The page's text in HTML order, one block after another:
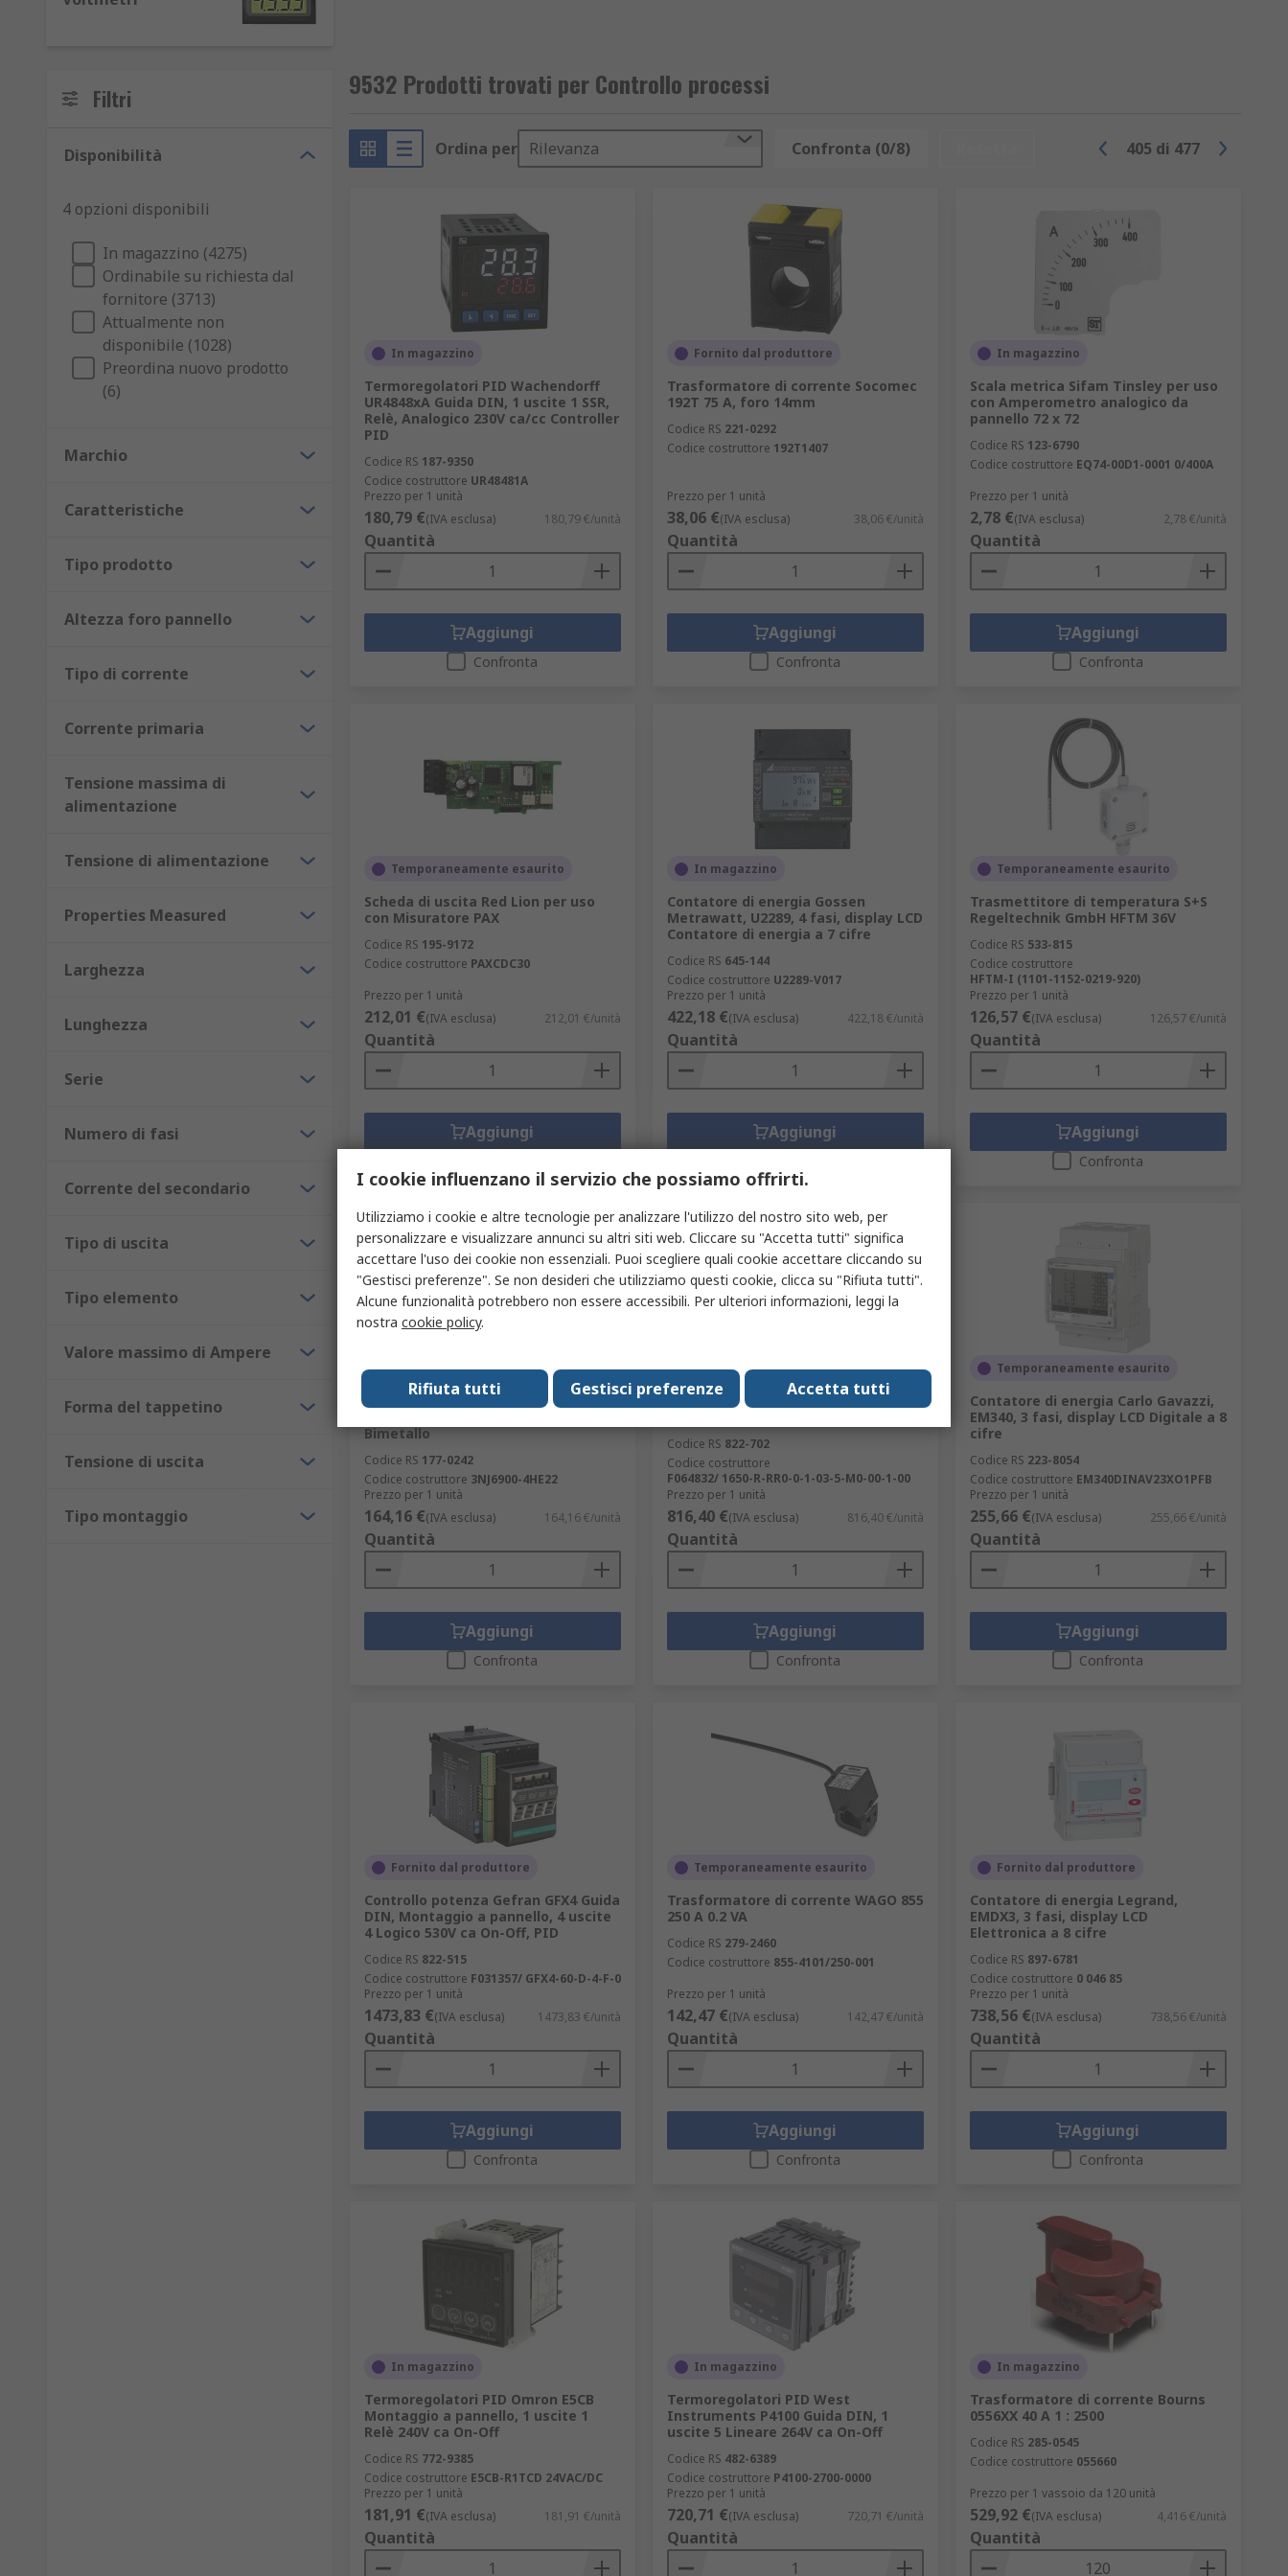
Accessori controllo temperatura
Contatori
Misuratori di energia
Moduli I/O di sicurezza
Shunt
Stampanti da pannello
Tappetini riscaldanti
Temporizzatori
Termoregolatori PID
Filtri
Disponibilità
4 opzioni disponibili
In magazzino (4275)
Ordinabile su richiesta dal
fornitore (3713)
Attualmente non
disponibile (1028)
Preordina nuovo prodotto
(6)
Marchio
Caratteristiche
Tipo prodotto
Altezza foro pannello
Tipo di corrente
Corrente primaria
Tensione massima di
alimentazione
Tensione di alimentazione
Properties Measured
Larghezza
Lunghezza
Serie
Numero di fasi
Corrente del secondario
Tipo di uscita
Tipo elemento
Valore massimo di Ampere
Forma del tappetino
Tensione di uscita
Tipo montaggio
9532 Prodotti trovati per Controllo processi
Ordina per Rilevanza Confronta (0/8) 405 di 477
In magazzino
Termoregolatori PID Wachendorff
UR4848xA Guida DIN, 1 uscite 1 SSR,
Relè, Analogico 230V ca/cc Controller
PID
Codice RS 187-9350
Codice costruttore UR48481A
Prezzo per 1 unità
180,79 €(IVA esclusa) 180,79 €/unità
Quantità
Aggiungi
Confronta
Fornito dal produttore
Trasformatore di corrente Socomec
192T 75 A, foro 14mm
Codice RS 221-0292
Codice costruttore 192T1407
Prezzo per 1 unità
38,06 €(IVA esclusa) 38,06 €/unità
Quantità
Aggiungi
Confronta
In magazzino
Scala metrica Sifam Tinsley per uso
con Amperometro analogico da
pannello 72 x 72
Codice RS 123-6790
Codice costruttore EQ74-00D1-0001 0/400A
Prezzo per 1 unità
2,78 €(IVA esclusa) 2,78 €/unità
Quantità
Aggiungi
Confronta
Temporaneamente esaurito
Scheda di uscita Red Lion per uso
con Misuratore PAX
Codice RS 195-9172
Codice costruttore PAXCDC30
Prezzo per 1 unità
212,01 €(IVA esclusa) 212,01 €/unità
Quantità
Aggiungi
In magazzino
Contatore di energia Gossen
Metrawatt, U2289, 4 fasi, display LCD
Contatore di energia a 7 cifre
Codice RS 645-144
Codice costruttore U2289-V017
Prezzo per 1 unità
422,18 €(IVA esclusa) 422,18 €/unità
Quantità
Aggiungi
Temporaneamente esaurito
Trasmettitore di temperatura S+S
Regeltechnik GmbH HFTM 36V
Codice RS 533-815
Codice costruttore
HFTM-I (1101-1152-0219-920)
Prezzo per 1 unità
126,57 €(IVA esclusa) 126,57 €/unità
Quantità
Aggiungi
Confronta
Fornito dal produttore
Amperometro analogico da pannello
Bimetallo
Codice RS 177-0242
Codice costruttore 3NJ6900-4HE22
Prezzo per 1 unità
164,16 €(IVA esclusa) 164,16 €/unità
Quantità
Aggiungi
Confronta
Fornito dal produttore
Controller Gefran 1650 DIN, 2 uscite
Codice RS 822-702
Codice costruttore
F064832/ 1650-R-RR0-0-1-03-5-M0-00-1-00
Prezzo per 1 unità
816,40 €(IVA esclusa) 816,40 €/unità
Quantità
Aggiungi
Confronta
Temporaneamente esaurito
Contatore di energia Carlo Gavazzi,
EM340, 3 fasi, display LCD Digitale a 8
cifre
Codice RS 223-8054
Codice costruttore EM340DINAV23XO1PFB
Prezzo per 1 unità
255,66 €(IVA esclusa) 255,66 €/unità
Quantità
Aggiungi
Confronta
Fornito dal produttore
Controllo potenza Gefran GFX4 Guida
DIN, Montaggio a pannello, 4 uscite
4 Logico 530V ca On-Off, PID
Codice RS 822-515
Codice costruttore F031357/ GFX4-60-D-4-F-0
Prezzo per 1 unità
1473,83 €(IVA esclusa) 1473,83 €/unità
Quantità
Aggiungi
Confronta
Temporaneamente esaurito
Trasformatore di corrente WAGO 855
250 A 0.2 VA
Codice RS 279-2460
Codice costruttore 855-4101/250-001
Prezzo per 1 unità
142,47 €(IVA esclusa) 142,47 €/unità
Quantità
Aggiungi
Confronta
Fornito dal produttore
Contatore di energia Legrand,
EMDX3, 3 fasi, display LCD
Elettronica a 8 cifre
Codice RS 897-6781
Codice costruttore 0 046 85
Prezzo per 1 unità
738,56 €(IVA esclusa) 738,56 €/unità
Quantità
Aggiungi
Confronta
In magazzino
Termoregolatori PID Omron E5CB
Montaggio a pannello, 1 uscite 1
Relè 240V ca On-Off
Codice RS 772-9385
Codice costruttore E5CB-R1TCD 24VAC/DC
Prezzo per 1 unità
181,91 €(IVA esclusa) 181,91 €/unità
Quantità
In magazzino
Termoregolatori PID West
Instruments P4100 Guida DIN, 1
uscite 5 Lineare 264V ca On-Off
Codice RS 482-6389
Codice costruttore P4100-2700-0000
Prezzo per 1 unità
720,71 €(IVA esclusa) 720,71 €/unità
Quantità
In magazzino
Trasformatore di corrente Bourns
0556XX 40 A 1 : 2500
Codice RS 285-0545
Codice costruttore 055660
Prezzo per 1 vassoio da 120 unità
529,92 €(IVA esclusa) 4,416 €/unità
Quantità
I cookie influenzano il servizio che possiamo offrirti.
Utilizziamo i cookie e altre tecnologie per analizzare l'utilizzo del nostro sito web, per
personalizzare e visualizzare annunci su altri siti web. Cliccare su "Accetta tutti" significa
accettare l'uso dei cookie non essenziali. Puoi scegliere quali cookie accettare cliccando su
"Gestisci preferenze". Se non desideri che utilizziamo questi cookie, clicca su "Rifiuta tutti".
Alcune funzionalità potrebbero non essere accessibili. Per ulteriori informazioni, leggi la
nostra cookie policy.
Accetta tutti
Gestisci preferenze
Rifiuta tutti